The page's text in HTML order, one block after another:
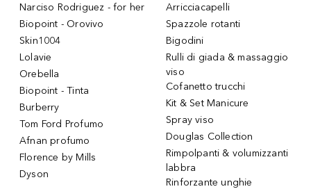
Narciso Rodriguez - for her
Biopoint - Orovivo
Skin1004
Lolavie
Orebella
Biopoint - Tinta
Burberry
Tom Ford Profumo
Afnan profumo
Florence by Mills
Dyson
Arricciacapelli
Spazzole rotanti
Bigodini
Rulli di giada & massaggio
viso
Cofanetto trucchi
Kit & Set Manicure
Spray viso
Douglas Collection
Rimpolpanti & volumizzanti
labbra
Rinforzante unghie